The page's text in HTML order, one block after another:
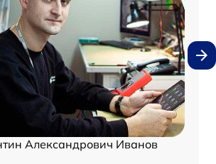
Александрович Иванов